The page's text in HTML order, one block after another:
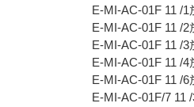
E-MI-AC-01F 11 /
E-MI-AC-01F 11 /
E-MI-AC-01F 11 /
E-MI-AC-01F 11 /
E-MI-AC-01F 11 /
E-MI-AC-01F/7 11